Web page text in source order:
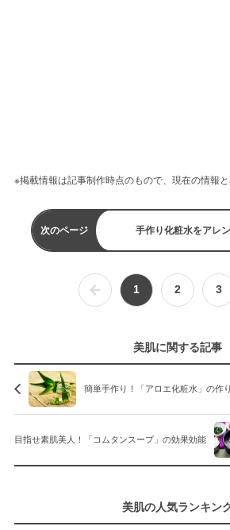
※掲載情報は記事制作時点のもので、現在の情報と
次のページ 手作り化粧水をアレ
1 2 3
美肌に関する記事
簡単手作り！「アロエ化粧水」の作
目指せ素肌美人！「コムタンスープ」の効果効能
美肌の人気ランキン